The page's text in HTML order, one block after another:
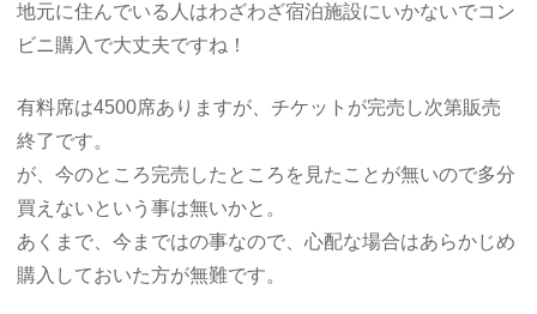
地元に住んでいる人はわざわざ宿泊施設にいかないでコン
ビニ購入で大丈夫ですね！
有料席は4500席ありますが、チケットが完売し次第販売
終了です。
が、今のところ完売したところを見たことが無いので多分
買えないという事は無いかと。
あくまで、今まではの事なので、心配な場合はあらかじめ
購入しておいた方が無難です。